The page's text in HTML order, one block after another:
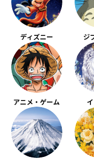
ディズニー ジ
アニメ・ゲーム